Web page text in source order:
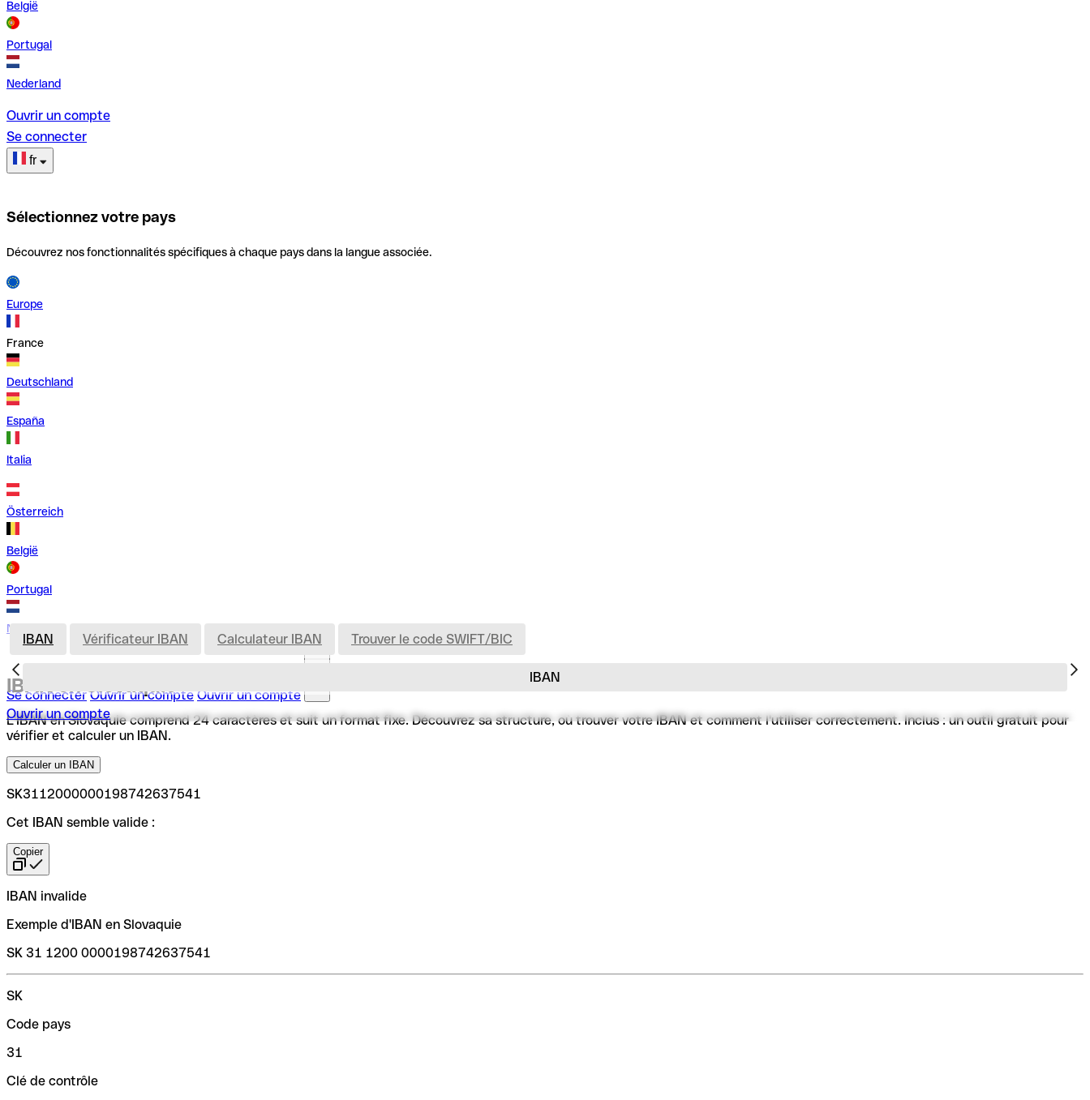
België
Portugal
Nederland
Ouvrir un compte
Se connecter
fr
Sélectionnez votre pays
Découvrez nos fonctionnalités spécifiques à chaque pays dans la langue associée.
Europe
France
Deutschland
España
Italia
Österreich
België
Portugal
Nederland
Se connecter Ouvrir un compte Ouvrir un compte
Ouvrir un compte
IBAN
IBAN Vérificateur IBAN Calculateur IBAN Trouver le code SWIFT/BIC
IBAN en Slovaquie
L'IBAN en Slovaquie comprend 24 caractères et suit un format fixe. Découvrez sa structure, où trouver votre IBAN et comment l'utiliser correctement. Inclus : un outil gratuit pour
vérifier et calculer un IBAN.
Calculer un IBAN
SK3112000000198742637541
Cet IBAN semble valide :
Copier
IBAN invalide
Exemple d'IBAN en Slovaquie
SK 31 1200 0000198742637541
SK
Code pays
31
Clé de contrôle